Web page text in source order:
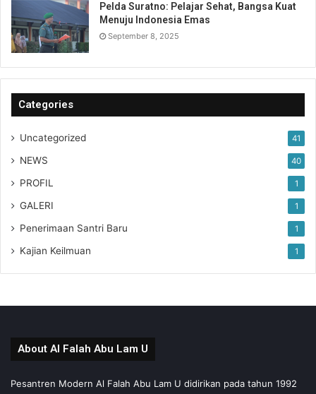
Pelda Suratno: Pelajar Sehat, Bangsa Kuat
Menuju Indonesia Emas
September 8, 2025
Categories
Uncategorized 41
NEWS 40
PROFIL 1
GALERI 1
Penerimaan Santri Baru 1
Kajian Keilmuan 1
About Al Falah Abu Lam U
Pesantren Modern Al Falah Abu Lam U didirikan pada tahun 1992